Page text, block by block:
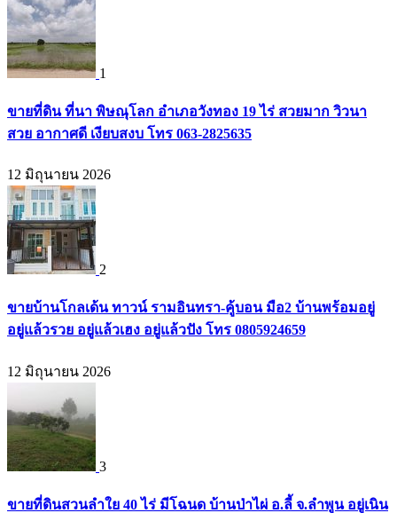
1
ขายที่ดิน ที่นา พิษณุโลก อำเภอวังทอง 19 ไร่ สวยมาก วิวนา
สวย อากาศดี เงียบสงบ โทร 063-2825635
12 มิถุนายน 2026
2
ขายบ้านโกลเด้น ทาวน์ รามอินทรา-คู้บอน มือ2 บ้านพร้อมอยู่
อยู่แล้วรวย อยู่แล้วเฮง อยู่แล้วปัง โทร 0805924659
12 มิถุนายน 2026
3
ขายที่ดินสวนลำใย 40 ไร่ มีโฉนด บ้านป่าไผ่ อ.ลี้ จ.ลำพูน อยู่เนิน